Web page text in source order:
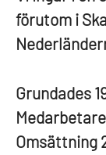
förutom i
Grundades
Medarbetare
Omsättning